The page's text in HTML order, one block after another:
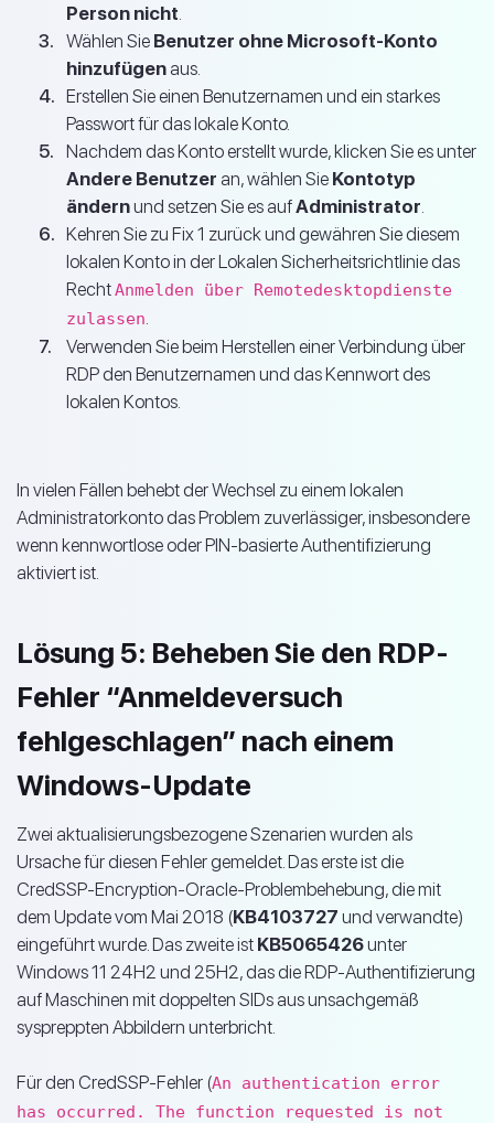
Person nicht
Wählen Sie Benutzer ohne Microsoft-Konto
hinzufügen aus.
Erstellen Sie einen Benutzernamen und ein starkes
Passwort für das lokale Konto.
Nachdem das Konto erstellt wurde, klicken Sie es unter
Andere Benutzer an, wählen Sie Kontotyp
ändernund setzen Sie es aufAdministrator
Kehren Sie zu Fix 1 zurück und gewähren Sie diesem
lokalen Konto in der Lokalen Sicherheitsrichtlinie das
RechtAnmelden über Remotedesktopdienste
zulassen
Verwenden Sie beim Herstellen einer Verbindung über
RDP den Benutzernamen und das Kennwort des
lokalen Kontos.
In vielen Fällen behebt der Wechsel zu einem lokalen
Administratorkonto das Problem zuverlässiger, insbesondere
wenn kennwortlose oder PIN-basierte Authentifizierung
aktiviert ist.
Lösung 5: Beheben Sie den RDP-
Fehler “Anmeldeversuch
fehlgeschlagen” nach einem
Windows-Update
Zwei aktualisierungsbezogene Szenarien wurden als
Ursache für diesen Fehler gemeldet. Das erste ist die
CredSSP-Encryption-Oracle-Problembehebung, die mit
dem Update vom Mai 2018 (KB4103727 und verwandte)
eingeführt wurde. Das zweite ist KB5065426unter
Windows 11 24H2 und 25H2, das die RDP-Authentifizierung
auf Maschinen mit doppelten SIDs aus unsachgemäß
syspreppten Abbildern unterbricht.
Für den CredSSP-Fehler (An authentication error
has occurred. The function requested is not